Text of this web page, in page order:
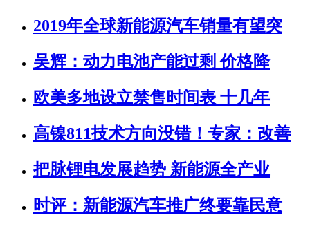
2019年全球新能源汽车销量有望突
吴辉：动力电池产能过剩 价格降
欧美多地设立禁售时间表 十几年
高镍811技术方向没错！专家：改善
把脉锂电发展趋势 新能源全产业
时评：新能源汽车推广终要靠民意